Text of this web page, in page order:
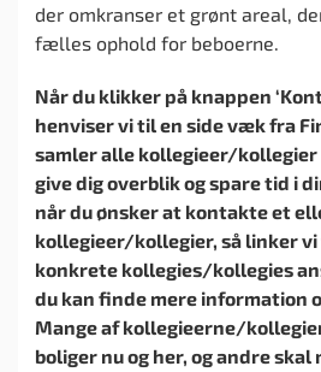
der omkranser et grønt areal,
fælles ophold for beboerne.
Når du klikker på knappen
henviser vi til en side væk fra
samler alle kollegieer/kollegier
give dig overblik og spare tid i
når du ønsker at kontakte et
kollegieer/kollegier, så linker
konkrete kollegies/kollegies
du kan finde mere information
Mange af kollegieerne/
boliger nu og her, og andre skal